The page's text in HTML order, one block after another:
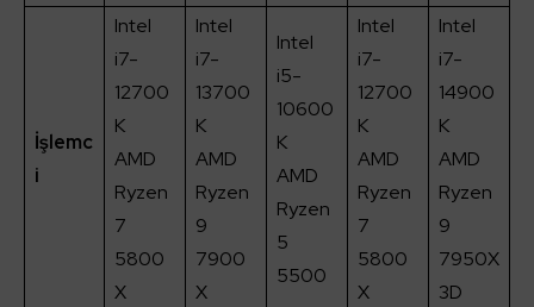
İşlemc
i
Intel
i7-
12700
K
AMD
Ryzen
7
5800
X
Intel
i7-
13700
K
AMD
Ryzen
9
7900
X
Intel
i5-
10600
K
AMD
Ryzen
5
5500
Intel
i7-
12700
K
AMD
Ryzen
7
5800
X
Intel
i7-
14900
K
AMD
Ryzen
9
7950X
3D